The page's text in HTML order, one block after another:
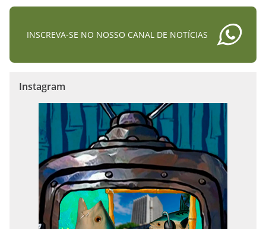
INSCREVA-SE NO NOSSO CANAL DE NOTÍCIAS
Instagram